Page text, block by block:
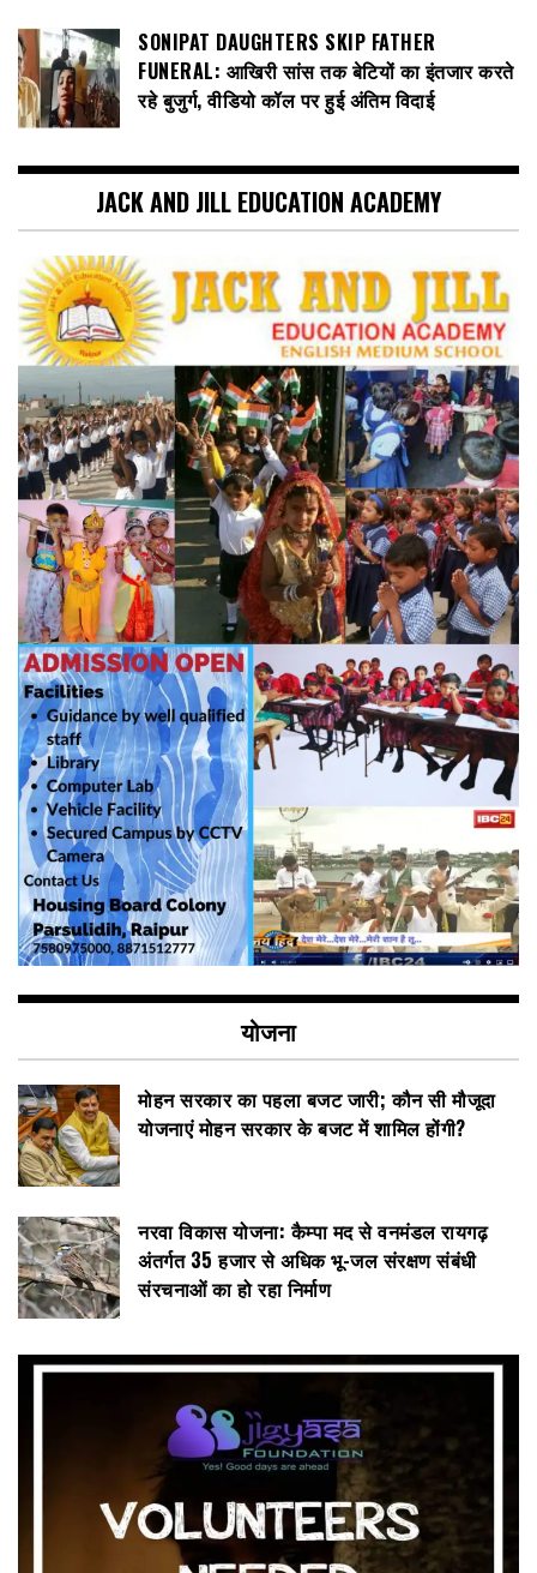
SONIPAT DAUGHTERS SKIP FATHER
FUNERAL: आखिरी सांस तक बेटियों का इंतजार करते
रहे बुजुर्ग, वीडियो कॉल पर हुई अंतिम विदाई
JACK AND JILL EDUCATION ACADEMY
योजना
मोहन सरकार का पहला बजट जारी; कौन सी मौजूदा
योजनाएं मोहन सरकार के बजट में शामिल होंगी?
नरवा विकास योजना: कैम्पा मद से वनमंडल रायगढ़
अंतर्गत 35 हजार से अधिक भू-जल संरक्षण संबंधी
संरचनाओं का हो रहा निर्माण